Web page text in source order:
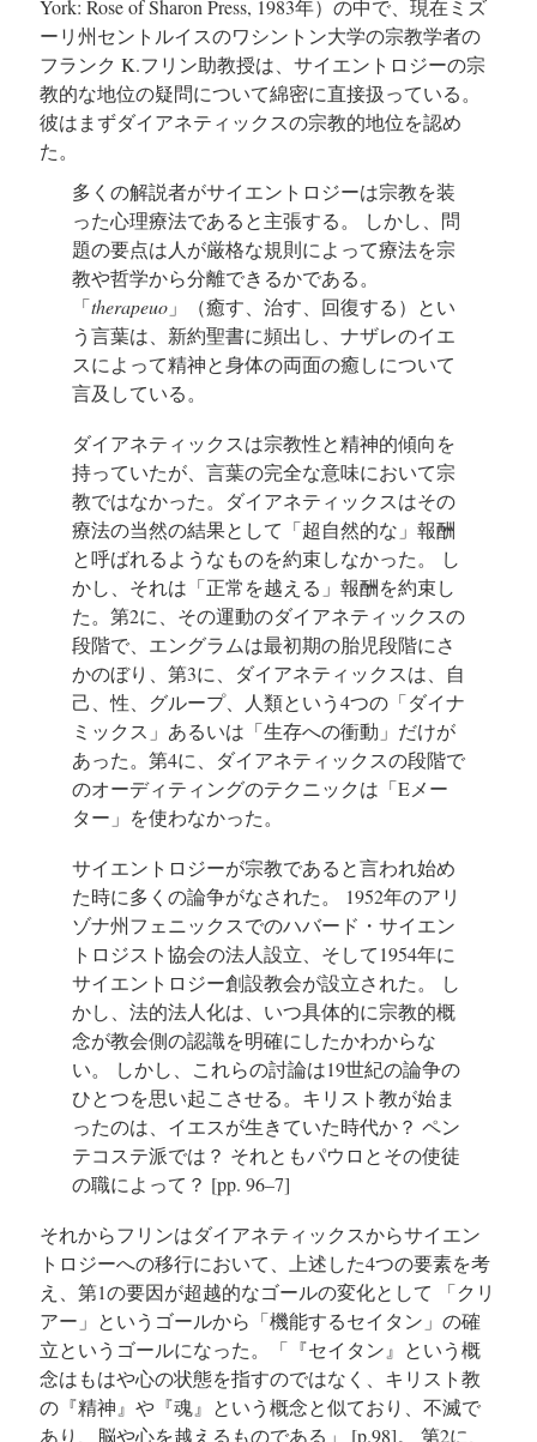
York: Rose of Sharon Press, 1983年）の中で、現在ミズ
ーリ州セントルイスのワシントン大学の宗教学者の
フランク K.フリン助教授は、サイエントロジーの宗
教的な地位の疑問について綿密に直接扱っている。
彼はまずダイアネティックスの宗教的地位を認め
た。
多くの解説者がサイエントロジーは宗教を装
った心理療法であると主張する。 しかし、問
題の要点は人が厳格な規則によって療法を宗
教や哲学から分離できるかである。
「therapeuo 」（癒す、治す、回復する）とい
う言葉は、新約聖書に頻出し、ナザレのイエ
スによって精神と身体の両面の癒しについて
言及している。
ダイアネティックスは宗教性と精神的傾向を
持っていたが、言葉の完全な意味において宗
教ではなかった。ダイアネティックスはその
療法の当然の結果として「超自然的な」報酬
と呼ばれるようなものを約束しなかった。 し
かし、それは「正常を越える」報酬を約束し
た。第2に、その運動のダイアネティックスの
段階で、エングラムは最初期の胎児段階にさ
かのぼり、第3に、ダイアネティックスは、自
己、性、グループ、人類という4つの「ダイナ
ミックス」あるいは「生存への衝動」だけが
あった。第4に、ダイアネティックスの段階で
のオーディティングのテクニックは「Eメー
ター」を使わなかった。
サイエントロジーが宗教であると言われ始め
た時に多くの論争がなされた。 1952年のアリ
ゾナ州フェニックスでのハバード・サイエン
トロジスト協会の法人設立、そして1954年に
サイエントロジー創設教会が設立された。 し
かし、法的法人化は、いつ具体的に宗教的概
念が教会側の認識を明確にしたかわからな
い。 しかし、これらの討論は19世紀の論争の
ひとつを思い起こさせる。キリスト教が始ま
ったのは、イエスが生きていた時代か？ ペン
テコステ派では？ それともパウロとその使徒
の職によって？ [pp. 96–7]
それからフリンはダイアネティックスからサイエン
トロジーへの移行において、上述した4つの要素を考
え、第1の要因が超越的なゴールの変化として 「クリ
アー」というゴールから「機能するセイタン」の確
立というゴールになった。「『セイタン』という概
念はもはや心の状態を指すのではなく、キリスト教
の『精神』や『魂』という概念と似ており、不滅で
あり、脳や心を越えるものである」 [p.98]。
第2に、